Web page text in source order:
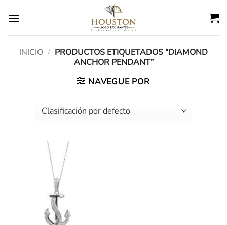
INICIO / PRODUCTOS ETIQUETADOS “DIAMOND
ANCHOR PENDANT”
NAVEGUE POR